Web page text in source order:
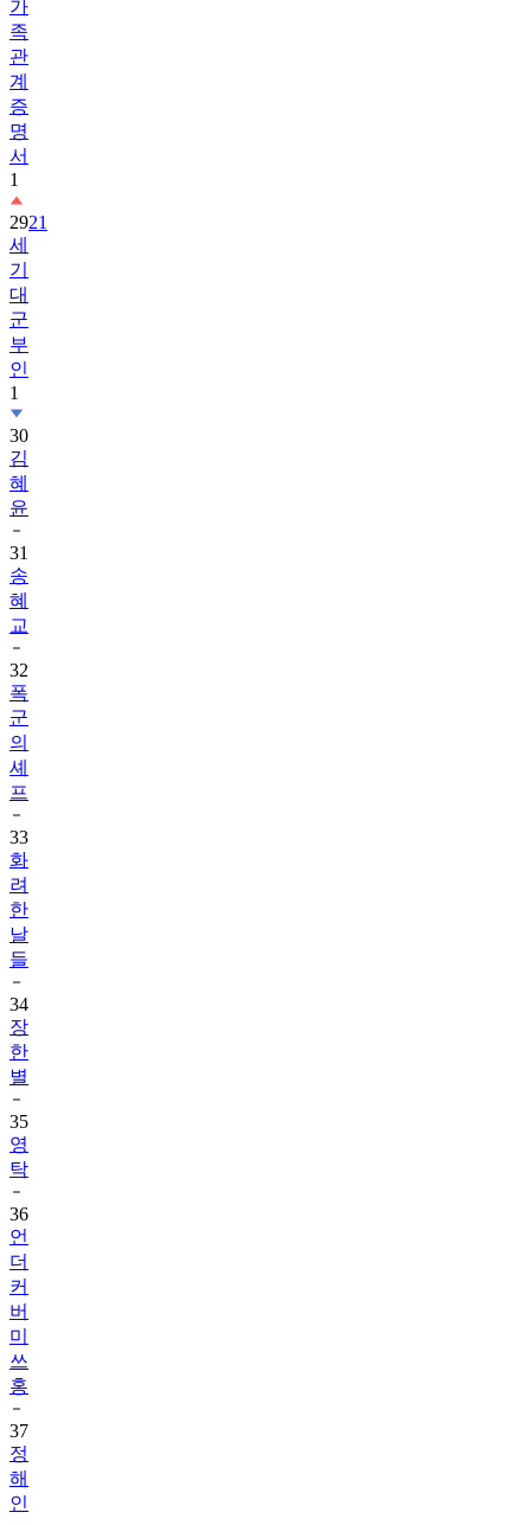
가
족
관
계
증
명
서
1
2921
세
기
대
군
부
인
1
30
김
혜
윤
31
송
혜
교
32
폭
군
의
셰
프
33
화
려
한
날
들
34
장
한
별
35
영
탁
36
언
더
커
버
미
쓰
홍
37
정
해
인